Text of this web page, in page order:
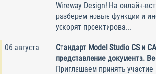
Wireway Design! На онлайн-
разберем новые функции и
ускорят проектирова...
06 августа
Стандарт Model Studio CS и
представление документа.
Приглашаем принять участие